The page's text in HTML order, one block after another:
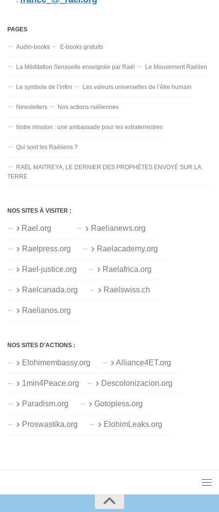
PAGES
Audio-books E-books gratuits
La Méditation Sensuelle enseignée par Raël Le Mouvement Raélien
Le symbole de l’infini Les valeurs universelles de l’être humain
Newsletters Nos actions raéliennes
Notre mission : une ambassade pour les extraterrestres
Qui sont les Raéliens ?
RAËL MAITREYA, LE DERNIER DES PROPHÈTES ENVOYÉ SUR LA
TERRE
NOS SITES À VISITER :
Rael.org Raelianews.org
Raelpress.org Raelacademy.org
Rael-justice.org Raelafrica.org
Raelcanada.org Raelswiss.ch
Raelianos.org
NOS SITES D’ACTIONS :
Elohimembassy.org Alliance4ET.org
1min4Peace.org Descolonizacion.org
Paradism.org Gotopless.org
Proswastika.org ElohimLeaks.org